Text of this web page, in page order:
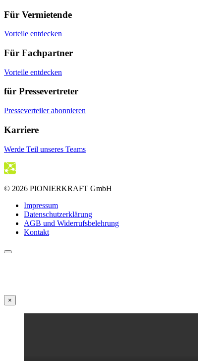
Für Vermietende
Vorteile entdecken
Für Fachpartner
Vorteile entdecken
für Pressevertreter
Presseverteiler abonnieren
Karriere
Werde Teil unseres Teams
© 2026 PIONIERKRAFT GmbH
Impressum
Datenschutzerklärung
AGB und Widerrufsbelehrung
Kontakt
×